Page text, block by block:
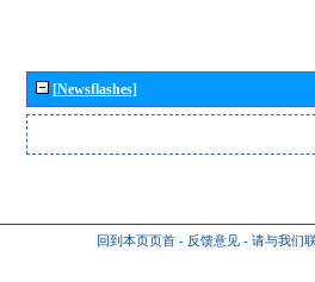
[Newsflashes]
回到本页页首 - 反馈意见 - 请与我们